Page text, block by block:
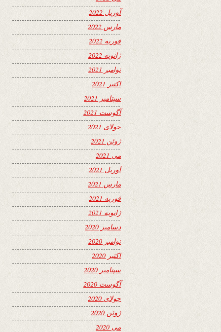
آوریل 2022
مارس 2022
فوریه 2022
ژانویه 2022
نوامبر 2021
اکتبر 2021
سپتامبر 2021
آگوست 2021
جولای 2021
ژوئن 2021
می 2021
آوریل 2021
مارس 2021
فوریه 2021
ژانویه 2021
دسامبر 2020
نوامبر 2020
اکتبر 2020
سپتامبر 2020
آگوست 2020
جولای 2020
ژوئن 2020
می 2020